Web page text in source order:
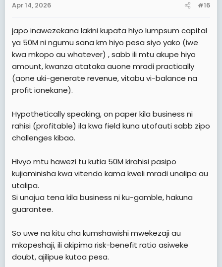
s
Apr 14, 2026 #16
japo inawezekana lakini kupata hiyo lumpsum capital
ya 50M ni ngumu sana km hiyo pesa siyo yako (iwe
kwa mkopo au whatever) , sabb ili mtu akupe hiyo
amount, kwanza atataka auone mradi practically
(aone uki-generate revenue, vitabu vi-balance na
profit ionekane).
Hypothetically speaking, on paper kila business ni
rahisi (profitable) ila kwa field kuna utofauti sabb zipo
challenges kibao.
Hivyo mtu hawezi tu kutia 50M kirahisi pasipo
kujiaminisha kwa vitendo kama kweli mradi unalipa au
utalipa.
Si unajua tena kila business ni ku-gamble, hakuna
guarantee.
So uwe na kitu cha kumshawishi mwekezaji au
mkopeshaji, ili akipima risk-benefit ratio asiweke
doubt, ajilipue kutoa pesa.